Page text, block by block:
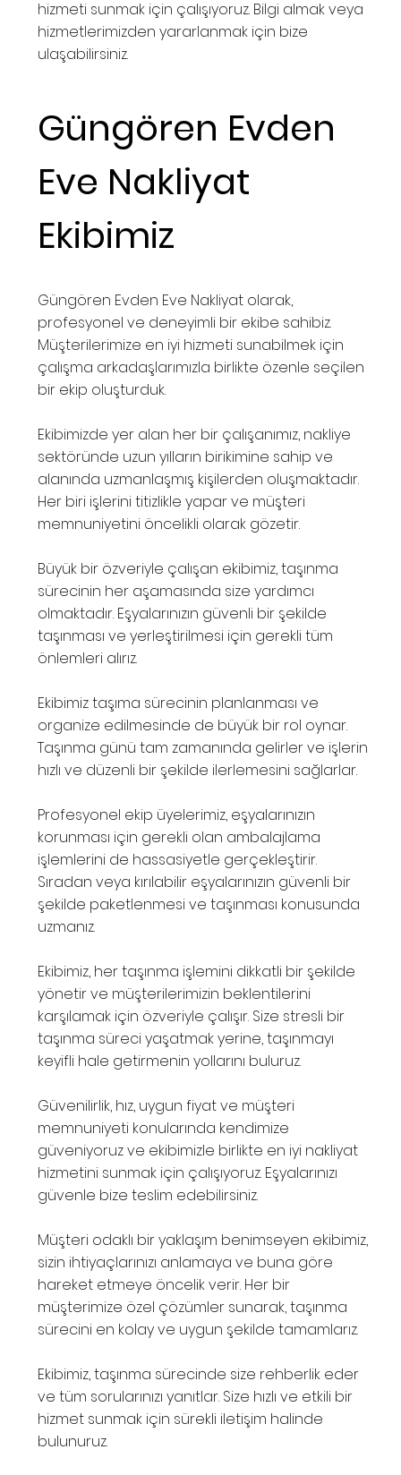
hizmeti sunmak için çalışıyoruz. Bilgi almak veya
hizmetlerimizden yararlanmak için bize
ulaşabilirsiniz.
Güngören Evden
Eve Nakliyat
Ekibimiz
Güngören Evden Eve Nakliyat olarak,
profesyonel ve deneyimli bir ekibe sahibiz.
Müşterilerimize en iyi hizmeti sunabilmek için
çalışma arkadaşlarımızla birlikte özenle seçilen
bir ekip oluşturduk.
Ekibimizde yer alan her bir çalışanımız, nakliye
sektöründe uzun yılların birikimine sahip ve
alanında uzmanlaşmış kişilerden oluşmaktadır.
Her biri işlerini titizlikle yapar ve müşteri
memnuniyetini öncelikli olarak gözetir.
Büyük bir özveriyle çalışan ekibimiz, taşınma
sürecinin her aşamasında size yardımcı
olmaktadır. Eşyalarınızın güvenli bir şekilde
taşınması ve yerleştirilmesi için gerekli tüm
önlemleri alırız.
Ekibimiz taşıma sürecinin planlanması ve
organize edilmesinde de büyük bir rol oynar.
Taşınma günü tam zamanında gelirler ve işlerin
hızlı ve düzenli bir şekilde ilerlemesini sağlarlar.
Profesyonel ekip üyelerimiz, eşyalarınızın
korunması için gerekli olan ambalajlama
işlemlerini de hassasiyetle gerçekleştirir.
Sıradan veya kırılabilir eşyalarınızın güvenli bir
şekilde paketlenmesi ve taşınması konusunda
uzmanız.
Ekibimiz, her taşınma işlemini dikkatli bir şekilde
yönetir ve müşterilerimizin beklentilerini
karşılamak için özveriyle çalışır. Size stresli bir
taşınma süreci yaşatmak yerine, taşınmayı
keyifli hale getirmenin yollarını buluruz.
Güvenilirlik, hız, uygun fiyat ve müşteri
memnuniyeti konularında kendimize
güveniyoruz ve ekibimizle birlikte en iyi nakliyat
hizmetini sunmak için çalışıyoruz. Eşyalarınızı
güvenle bize teslim edebilirsiniz.
Müşteri odaklı bir yaklaşım benimseyen ekibimiz,
sizin ihtiyaçlarınızı anlamaya ve buna göre
hareket etmeye öncelik verir. Her bir
müşterimize özel çözümler sunarak, taşınma
sürecini en kolay ve uygun şekilde tamamlarız.
Ekibimiz, taşınma sürecinde size rehberlik eder
ve tüm sorularınızı yanıtlar. Size hızlı ve etkili bir
hizmet sunmak için sürekli iletişim halinde
bulunuruz.